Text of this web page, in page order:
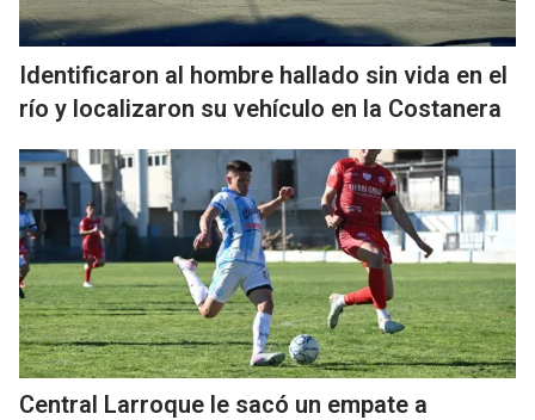
Identificaron al hombre hallado sin vida en el
río y localizaron su vehículo en la Costanera
Central Larroque le sacó un empate a